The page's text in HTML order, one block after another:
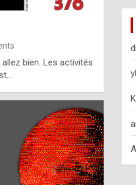
bien. Les activités